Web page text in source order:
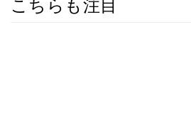
こちらも注目